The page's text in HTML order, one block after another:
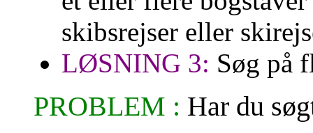
skibsrejser eller
LØSNING 3: Søg på
PROBLEM : Har du